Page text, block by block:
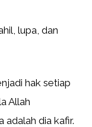
lupa, dan
hak setiap
Allah
adalah dia kafir.